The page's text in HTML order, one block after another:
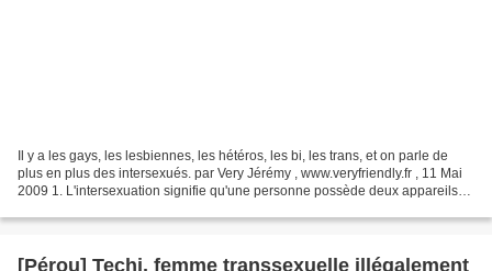
Il y a les gays, les lesbiennes, les hétéros, les bi, les trans, et on parle de
plus en plus des intersexués. par Very Jérémy , www.veryfriendly.fr , 11 Mai
2009 1. L'intersexuation signifie qu'une personne possède deux appareils
[Pérou] Techi, femme transsexuelle illégalement